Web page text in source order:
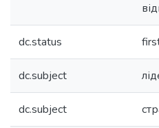
dc.status
dc.subject
dc.subject